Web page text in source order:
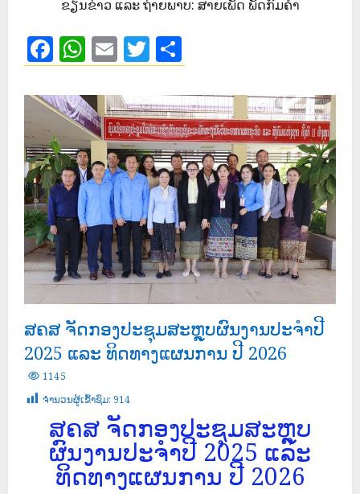
ຂຽນຂ່າວ ແລະ ຖ່າຍພາບ: ສາຍເພັດ ພັດກົມຄຳ
Facebook
WhatsApp
EmailTwitter
ສຄສ ຈັດກອງປະຊຸມສະຫຼຸບຜົນງານປະຈຳປີ
2025 ແລະ ທິດທາງແຜນການ ປີ 2026
1145
ຈໍານວນຜູ້ເຂົ້າຊົມ: 914
ສຄສ ຈັດກອງປະຊຸມສະຫຼຸບ
ຜົນງານປະຈຳປີ 2025 ແລະ
ທິດທາງແຜນການ ປີ 2026